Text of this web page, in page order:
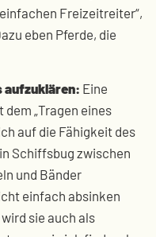
Freizeitreiter“,
eben Pferde, die
aufzuklären: Eine
„Tragen eines
auf die Fähigkeit des
Schiffsbug zwischen
und Bänder
einfach absinken
sie auch als